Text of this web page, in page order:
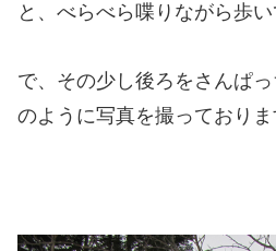
と、べらべら喋りながら歩い
で、その少し後ろをさんぱ
のように写真を撮っておりま